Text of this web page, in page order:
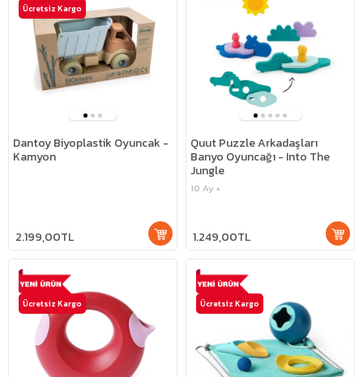
Dantoy Biyoplastik Oyuncak -
Kamyon
2.199,00TL
Ücretsiz Kargo
Quut Puzzle Arkadaşları
Banyo Oyuncağı - Into The
Jungle
10 Ay +
1.249,00TL
Ücretsiz Kargo Ücretsiz Kargo